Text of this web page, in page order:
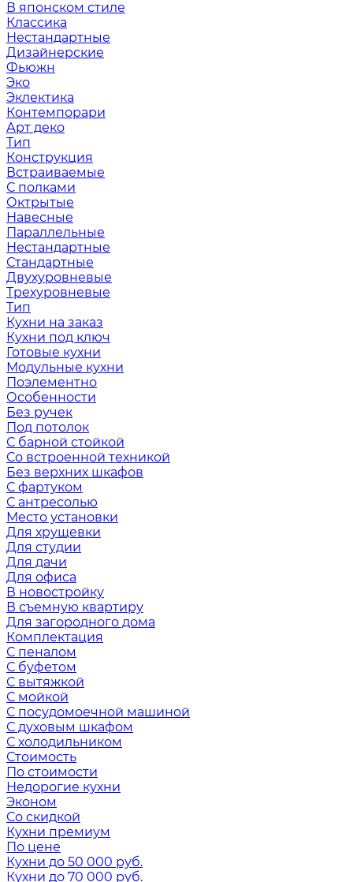
В японском стиле
Классика
Нестандартные
Дизайнерские
Фьюжн
Эко
Эклектика
Контемпорари
Арт деко
Тип
Конструкция
Встраиваемые
С полками
Октрытые
Навесные
Параллельные
Нестандартные
Стандартные
Двухуровневые
Трехуровневые
Тип
Кухни на заказ
Кухни под ключ
Готовые кухни
Модульные кухни
Поэлементно
Особенности
Без ручек
Под потолок
С барной стойкой
Со встроенной техникой
Без верхних шкафов
С фартуком
С антресолью
Место установки
Для хрущевки
Для студии
Для дачи
Для офиса
В новостройку
В съемную квартиру
Для загородного дома
Комплектация
С пеналом
С буфетом
С вытяжкой
С мойкой
С посудомоечной машиной
С духовым шкафом
С холодильником
Стоимость
По стоимости
Недорогие кухни
Эконом
Со скидкой
Кухни премиум
По цене
Кухни до 50 000 руб.
Кухни до 70 000 руб.